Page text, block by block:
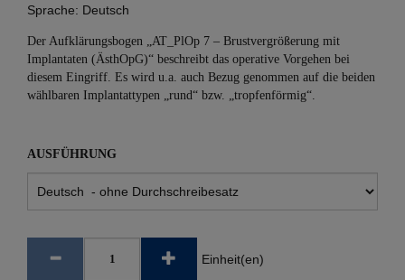
Sprache: Deutsch
Der Aufklärungsbogen „AT_PlOp 7 – Brustvergrößerung mit
Implantaten (ÄsthOpG)“ beschreibt das operative Vorgehen bei
diesem Eingriff. Es wird u.a. auch Bezug genommen auf die beiden
wählbaren Implantattypen „rund“ bzw. „tropfenförmig“.
AUSFÜHRUNG
Einheit(en)